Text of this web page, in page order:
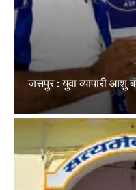
जसपुर : युवा व्यापारी आशु